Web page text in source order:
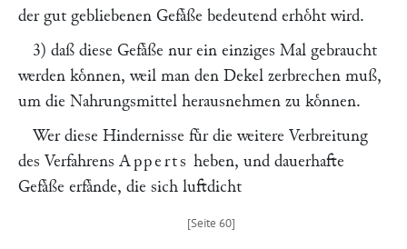
der gut gebliebenen Gefaͤße bedeutend erhoͤht wird.
3) daß diese Gefaͤße nur ein einziges Mal gebraucht
werden koͤnnen, weil man den Dekel zerbrechen muß,
um die Nahrungsmittel herausnehmen zu koͤnnen.
Wer diese Hindernisse fuͤr die weitere Verbreitung
des Verfahrens Apperts heben, und dauerhafte
Gefaͤße erfaͤnde, die sich luftdicht